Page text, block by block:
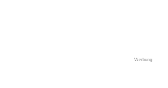
Werbung